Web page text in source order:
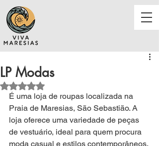
LP Modas
Avaliado com NaN de 5 estrelas.
É uma loja de roupas localizada na
Praia de Maresias, São Sebastião. A
loja oferece uma variedade de peças
de vestuário, ideal para quem procura
moda casual e estilos contemporâneos.